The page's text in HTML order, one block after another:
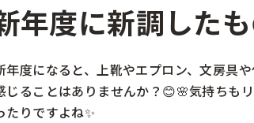
年度に新調した
年度になると、上靴やエプロン、文房具
じることはありませんか？😊🌸気持ちも
たりですよね✨